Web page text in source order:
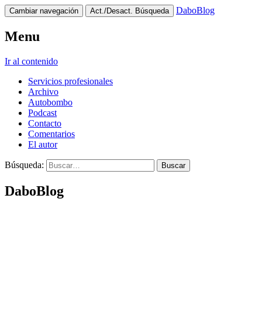
Cambiar navegación Act./Desact. Búsqueda DaboBlog
Menu
Ir al contenido
Servicios profesionales
Archivo
Autobombo
Podcast
Contacto
Comentarios
El autor
Búsqueda:
DaboBlog